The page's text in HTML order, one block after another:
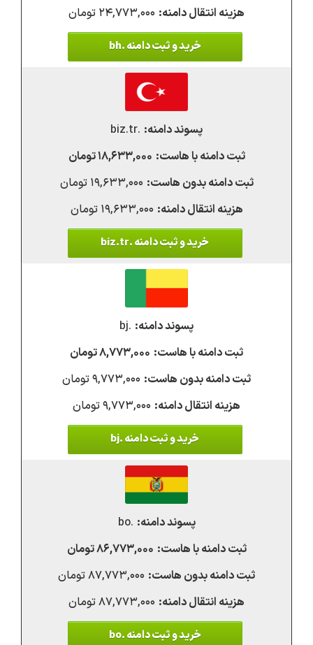
۲۴,۷۷۳,۰۰۰ تومان
خرید و ثبت دامنه .bh
.biz.tr
۱۸,۶۳۳,۰۰۰ تومان
۱۹,۶۳۳,۰۰۰ تومان
۱۹,۶۳۳,۰۰۰ تومان
خرید و ثبت دامنه .biz.tr
.bj
۸,۷۷۳,۰۰۰ تومان
۹,۷۷۳,۰۰۰ تومان
۹,۷۷۳,۰۰۰ تومان
خرید و ثبت دامنه .bj
.bo
۸۶,۷۷۳,۰۰۰ تومان
۸۷,۷۷۳,۰۰۰ تومان
۸۷,۷۷۳,۰۰۰ تومان
خرید و ثبت دامنه .bo